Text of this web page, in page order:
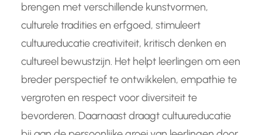
brengen met verschillende kunstvormen,
culturele tradities en erfgoed, stimuleert
cultuureducatie creativiteit, kritisch denken en
cultureel bewustzijn. Het helpt leerlingen om een
breder perspectief te ontwikkelen, empathie te
vergroten en respect voor diversiteit te
bevorderen. Daarnaast draagt cultuureducatie